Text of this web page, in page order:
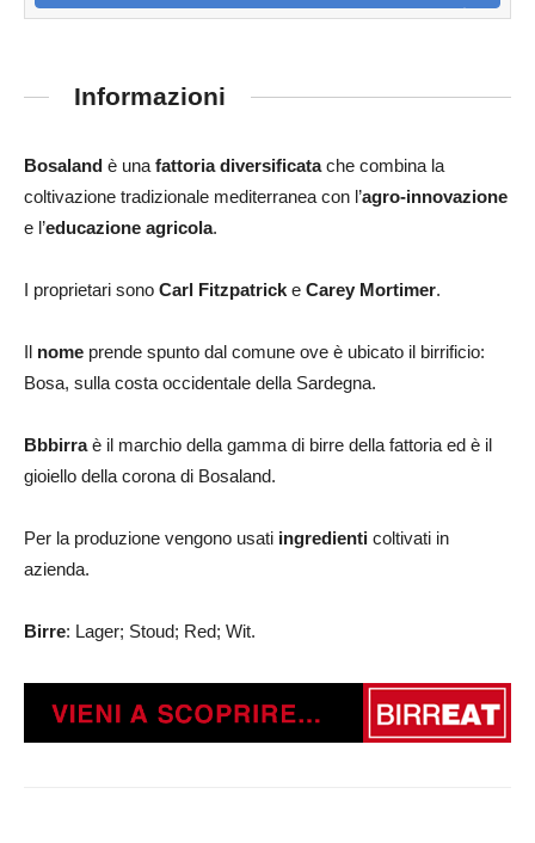
Informazioni
Bosaland è una fattoria diversificatache combina la
coltivazione tradizionale mediterranea con l’agro-innovazione
e l’educazione agricola.
I proprietari sono Carl Fitzpatrick e Carey Mortimer.
Il nome prende spunto dal comune ove è ubicato il birrificio:
Bosa, sulla costa occidentale della Sardegna.
Bbbirraè il marchio della gamma di birre della fattoria ed è il
gioiello della corona di Bosaland.
Per la produzione vengono usati ingredienti coltivati ​​in
azienda.
Birre: Lager; Stoud; Red; Wit.